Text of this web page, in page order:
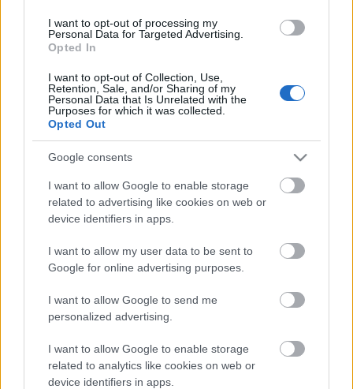
I want to opt-out of processing my
Personal Data for Targeted Advertising.
Opted In
I want to opt-out of Collection, Use,
Retention, Sale, and/or Sharing of my
Personal Data that Is Unrelated with the
Purposes for which it was collected.
Opted Out
Google consents
I want to allow Google to enable storage
related to advertising like cookies on web or
device identifiers in apps.
I want to allow my user data to be sent to
Google for online advertising purposes.
I want to allow Google to send me
personalized advertising.
I want to allow Google to enable storage
related to analytics like cookies on web or
device identifiers in apps.
¡A pujar! Cuatro ganadores de la jornada 31 Comunio
jornada 31 de Comunio tras sumar
8 o más puntos pese a tener un
valor de mercado inferior a 3
Mallorca
Brian Oliván, Jaume Costa – Iddrisu Baba, Antonio
Sánchez, Dani Rodríguez, Kubo – Muriqi.
Estos jugadores son baja : Greif, Sedlar (menisco), Ruiz
de Galarreta (rodilla).
Estos jugadores son duda:
Posibles cambios en el once